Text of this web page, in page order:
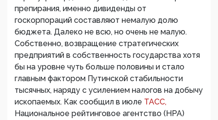
препирания, именно дивиденды от
госкорпораций составляют немалую долю
бюджета. Далеко не всю, но очень не малую.
Собственно, возвращение стратегических
предприятий в собственность государства хотя
бы на уровне чуть больше половины и стало
главным фактором Путинской стабильности
тысячных, наряду с усилением налогов на добычу
ископаемых. Как сообщил в июле ТАСС,
Национальное рейтинговое агентство (НРА)